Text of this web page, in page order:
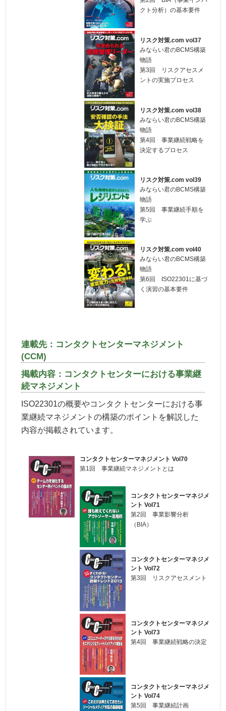
クト分析）の基本要件
リスク対策.com vol37
みならい君のBCMS構築
物語
第3回 リスクアセスメ
ントの実施プロセス
リスク対策.com vol38
みならい君のBCMS構築
物語
第4回 事業継続戦略を
決定するプロセス
リスク対策.com vol39
みならい君のBCMS構築
物語
第5回 事業継続手順を
学ぶ
リスク対策.com vol40
みならい君のBCMS構築
物語
第6回 ISO22301に基づ
く演習の基本要件
連載先：コンタクトセンターマネジメント
(CCM)
掲載内容：コンタクトセンターにおける事業継
続マネジメント
ISO22301の概要やコンタクトセンターにおける事
業継続マネジメントの構築のポイントを解説した
内容が掲載されています。
コンタクトセンターマネジメント Vol70
第1回 事業継続マネジメントとは
コンタクトセンターマネジメ
ント Vol71
第2回 事業影響分析
（BIA）
コンタクトセンターマネジメ
ント Vol72
第3回 リスクアセスメント
コンタクトセンターマネジメ
ント Vol73
第4回 事業継続戦略の決定
コンタクトセンターマネジメ
ント Vol74
第5回 事業継続計画